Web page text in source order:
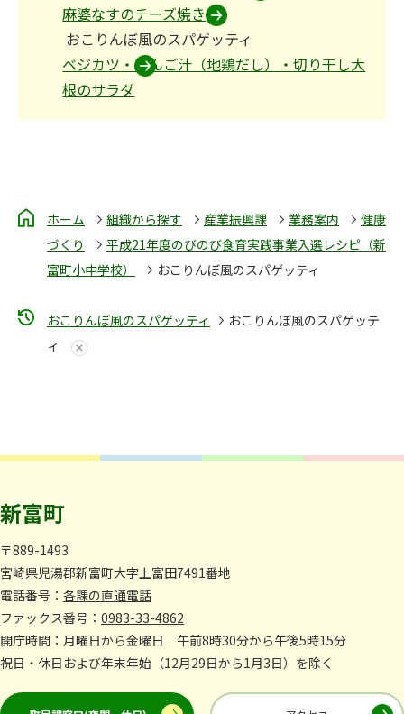
麻婆なすのチーズ焼き
おこりんぼ風のスパゲッティ
ベジカツ・だんご汁（地鶏だし）・切り干し大
根のサラダ
ホーム 組織から探す 産業振興課 業務案内
健康
づくり
平成21年度のびのび食育実践事業入選レシピ（新
富町小中学校）
おこりんぼ風のスパゲッティ
おこりんぼ風のスパゲッティ
おこりんぼ風のスパゲッテ
ィ
新富町
〒889-1493
宮崎県児湯郡新富町大字上富田7491番地
電話番号： 各課の直通電話
ファックス番号： 0983-33-4862
開庁時間：月曜日から金曜日 午前8時30分から午後5時15分
祝日・休日および年末年始（12月29日から1月3日）を除く